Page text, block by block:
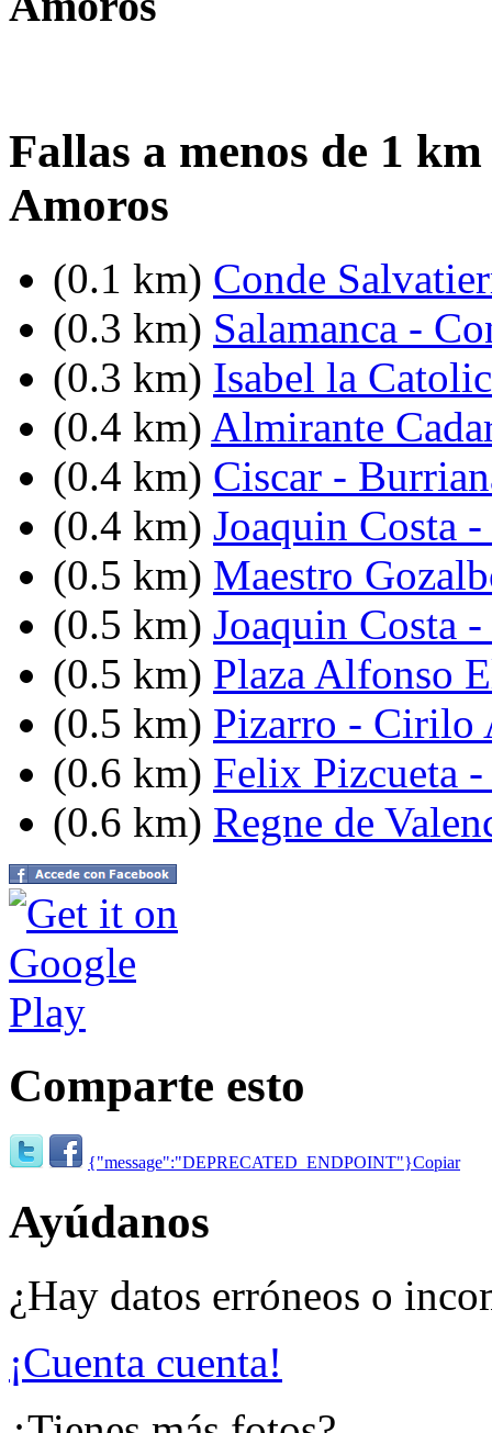
Fallas a menos de 1
Amoros
(0.1 km) Conde
(0.3 km) Salamanca -
(0.3 km) Isabel la
(0.4 km) Almirante
(0.4 km) Ciscar -
(0.4 km) Joaquin Costa
(0.5 km) Maestro
(0.5 km) Joaquin Costa
(0.5 km) Plaza Alfonso
(0.5 km) Pizarro - Cirilo
(0.6 km) Felix Pizcueta
(0.6 km) Regne de
Comparte esto
{"message":"DEPRECATED_ENDPOINT"}Copiar
Ayúdanos
¿Hay datos erróneos o
¡Cuenta cuenta!